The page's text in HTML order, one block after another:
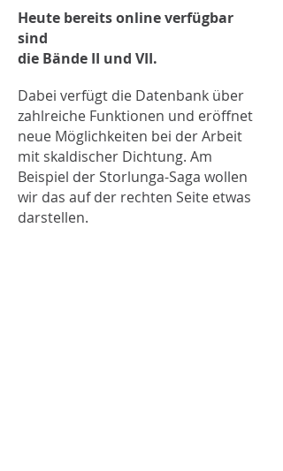
Heute bereits online verfügbar
sind
die Bände II und VII.
Dabei verfügt die Datenbank über
zahlreiche Funktionen und eröffnet
neue Möglichkeiten bei der Arbeit
mit skaldischer Dichtung. Am
Beispiel der Storlunga-Saga wollen
wir das auf der rechten Seite etwas
darstellen.